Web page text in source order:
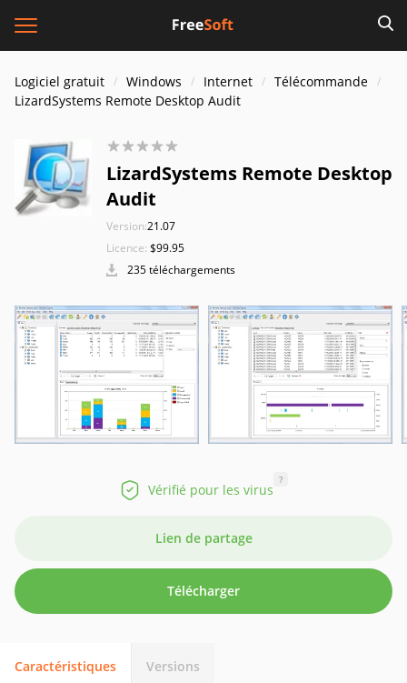
Logiciel gratuit Windows Internet
Télécommande
LizardSystems Remote Desktop Audit
LizardSystems Remote Desktop
Audit
Version:21.07
Licence: $99.95
235 téléchargements
Vérifié pour les virus
?
Lien de partage
Télécharger
Caractéristiques Versions